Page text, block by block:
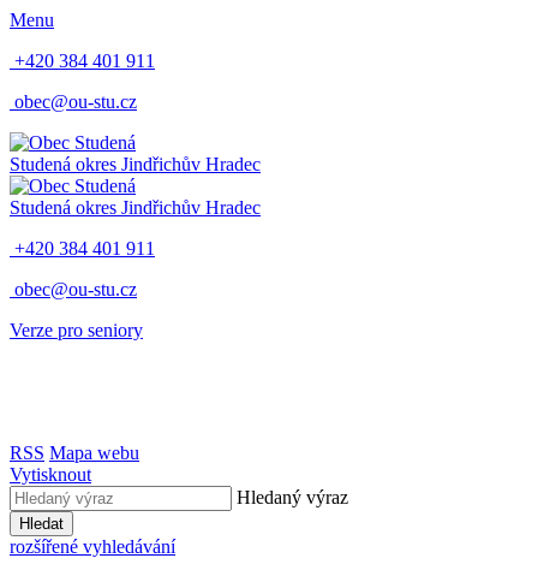
Menu
+420 384 401 911
obec@ou-stu.cz
Studená okres Jindřichův Hradec
Studená okres Jindřichův Hradec
+420 384 401 911
obec@ou-stu.cz
Verze pro seniory
RSS Mapa webu
Vytisknout
Hledaný výraz
Hledat
rozšířené vyhledávání